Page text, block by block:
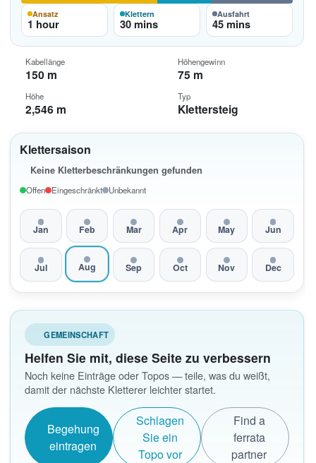
Klettersaison
Keine Kletterbeschränkungen gefunden
Offen Eingeschränkt Unbekannt
Jan Feb Mar Apr May Jun
Jul Aug Sep Oct Nov Dec
GEMEINSCHAFT
Helfen Sie mit, diese Seite zu verbessern
Noch keine Einträge oder Topos — teile, was du weißt,
damit der nächste Kletterer leichter startet.
Begehung
eintragen
Schlagen
Sie ein
Topo vor
Find a
ferrata
partner
Ansatz
1 hour
Klettern
30 mins
Ausfahrt
45 mins
Kabellänge
150 m
Höhengewinn
75 m
Höhe
2,546 m
Typ
Klettersteig